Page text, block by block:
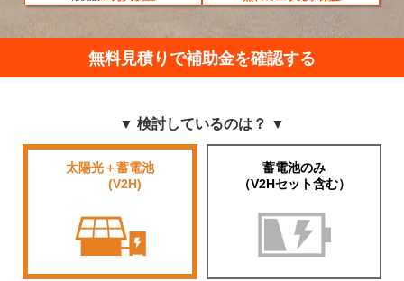
無料見積りで補助金を確認する
▼ 検討しているのは？ ▼
太陽光＋蓄電池
(V2H)
蓄電池のみ
（V2Hセット含む）